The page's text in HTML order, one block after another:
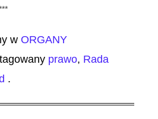
w ORGANY
prawo, Rada
.